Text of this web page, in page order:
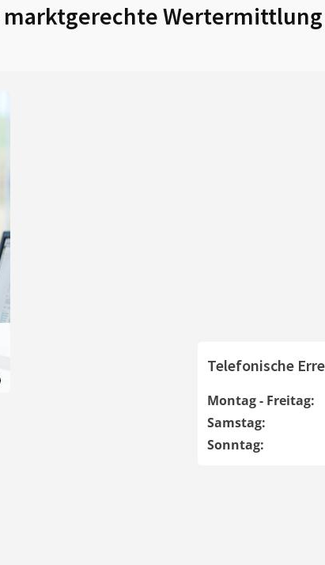
marktgerechte
Telefonische
Montag - Freitag:
Samstag:
Sonntag: